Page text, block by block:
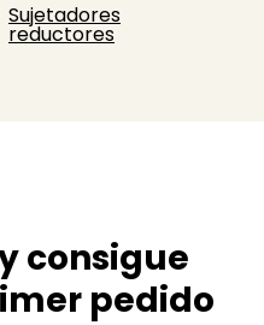
Sujetadores
reductores
consigue
pedido